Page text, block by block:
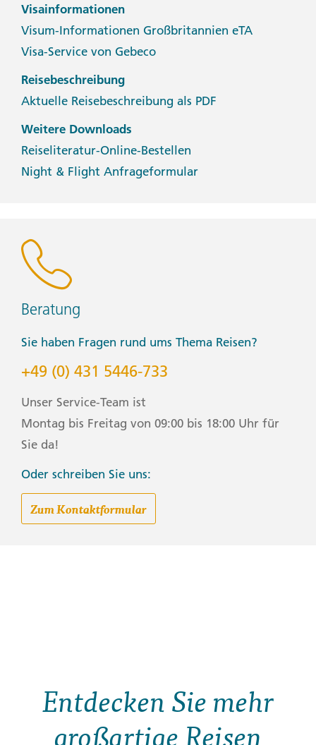
Visainformationen
Visum-Informationen Großbritannien eTA
Visa-Service von Gebeco
Reisebeschreibung
Aktuelle Reisebeschreibung als PDF
Weitere Downloads
Reiseliteratur-Online-Bestellen
Night & Flight Anfrageformular
Beratung
Sie haben Fragen rund ums Thema Reisen?
+49 (0) 431 5446-733
Unser Service-Team ist
Montag bis Freitag von 09:00 bis 18:00 Uhr für
Sie da!
Oder schreiben Sie uns:
Zum Kontaktformular
Entdecken Sie mehr
großartige Reisen